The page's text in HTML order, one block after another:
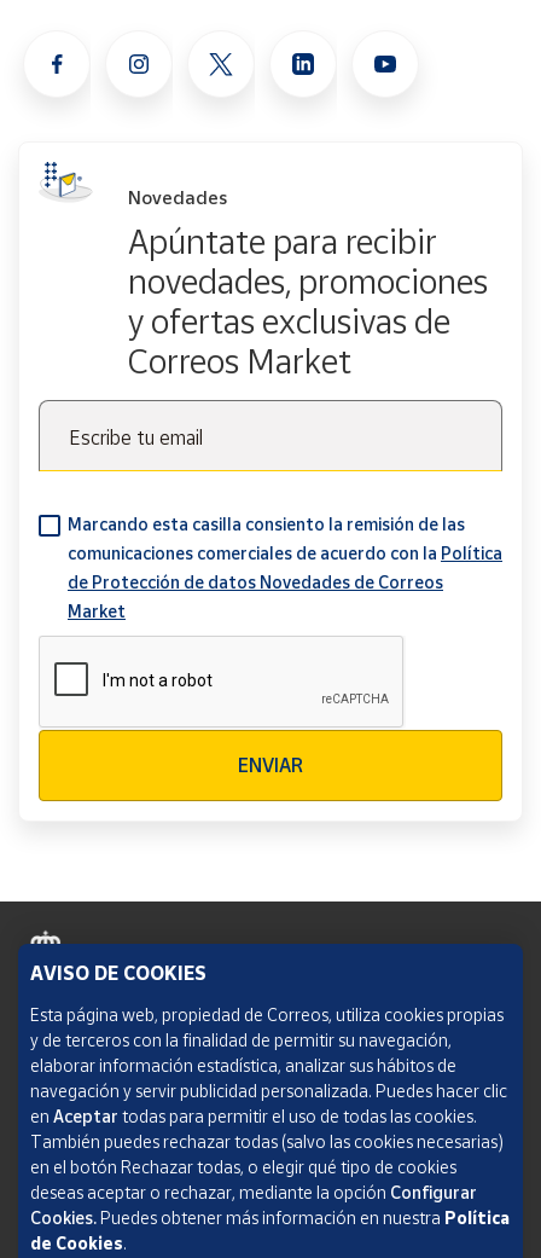
Novedades
Apúntate para recibir
novedades, promociones
y ofertas exclusivas de
Correos Market
Escribe tu email
Marcando esta casilla consiento la remisión de las
comunicaciones comerciales de acuerdo con la Política
de Protección de datos Novedades de Correos
Market
ENVIAR
Política de cookies
Aviso legal
Condiciones del servicio
Política de Privacidad Web
Informe de transparencia
SOCIEDAD ESTATAL CORREOS Y TELÉGRAFOS, S.A., S.M.E. Todos los derechos
AVISO DE COOKIES
Esta página web, propiedad de Correos, utiliza cookies propias
y de terceros con la finalidad de permitir su navegación,
elaborar información estadística, analizar sus hábitos de
navegación y servir publicidad personalizada. Puedes hacer clic
en Aceptar todas para permitir el uso de todas las cookies.
También puedes rechazar todas (salvo las cookies necesarias)
en el botón Rechazar todas, o elegir qué tipo de cookies
deseas aceptar o rechazar, mediante la opción Configurar
Cookies.Puedes obtener más información en nuestra Política
de Cookies.